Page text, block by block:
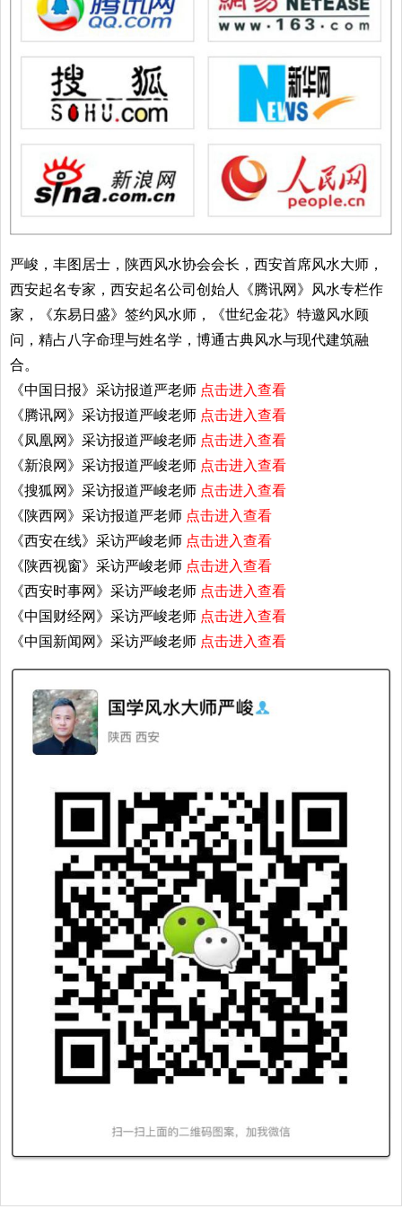
严峻，丰图居士，陕西风水协会会长，西安首席风水大师，
西安起名专家，西安起名公司创始人《腾讯网》风水专栏作
家，《东易日盛》签约风水师，《世纪金花》特邀风水顾
问，精占八字命理与姓名学，博通古典风水与现代建筑融
合。
《中国日报》采访报道严老师 点击进入查看
《腾讯网》采访报道严峻老师 点击进入查看
《凤凰网》采访报道严峻老师 点击进入查看
《新浪网》采访报道严峻老师 点击进入查看
《搜狐网》采访报道严峻老师 点击进入查看
《陕西网》采访报道严老师 点击进入查看
《西安在线》采访严峻老师 点击进入查看
《陕西视窗》采访严峻老师 点击进入查看
《西安时事网》采访严峻老师 点击进入查看
《中国财经网》采访严峻老师 点击进入查看
《中国新闻网》采访严峻老师 点击进入查看